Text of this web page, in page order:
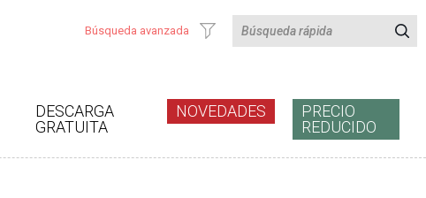
Búsqueda avanzada
DESCARGA
GRATUITA
NOVEDADES
PRECIO
REDUCIDO